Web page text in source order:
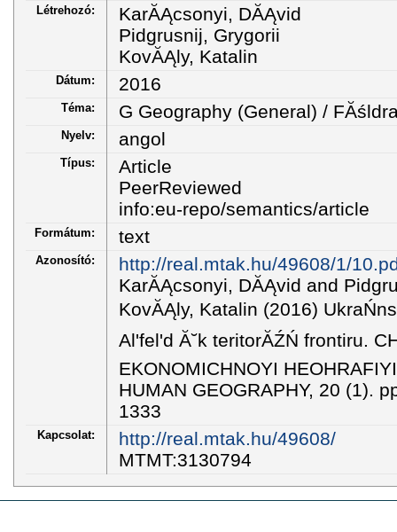
Létrehozó:
KarĂĄcsonyi, DĂĄvid
Pidgrusnij, Grygorii
KovĂĄly, Katalin
Dátum: 2016
Téma: G Geography (General) /
Nyelv: angol
Típus:
Article
PeerReviewed
info:eu-repo/semantics/article
Formátum: text
Azonosító:
http://real.mtak.hu/49608/1/
KarĂĄcsonyi, DĂĄvid and
KovĂĄly, Katalin (2016)
Al'fel'd Ă˘k teritorĂŹŃ frontiru.
EKONOMICHNOYI
HUMAN GEOGRAPHY, 20 (1).
1333
Kapcsolat:
http://real.mtak.hu/49608/
MTMT:3130794